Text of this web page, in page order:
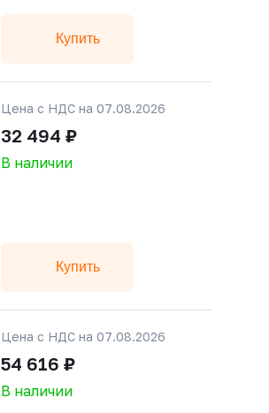
Купить
Цена с НДС на 07.08.2026
32 494 ₽
В наличии
Купить
Цена с НДС на 07.08.2026
54 616 ₽
В наличии